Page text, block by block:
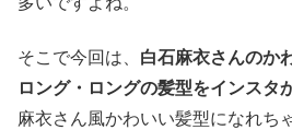
そこで今回は、 白石麻衣さんのか
ロング・ロングの髪型をインスタ
麻衣さん風かわいい髪型になれち